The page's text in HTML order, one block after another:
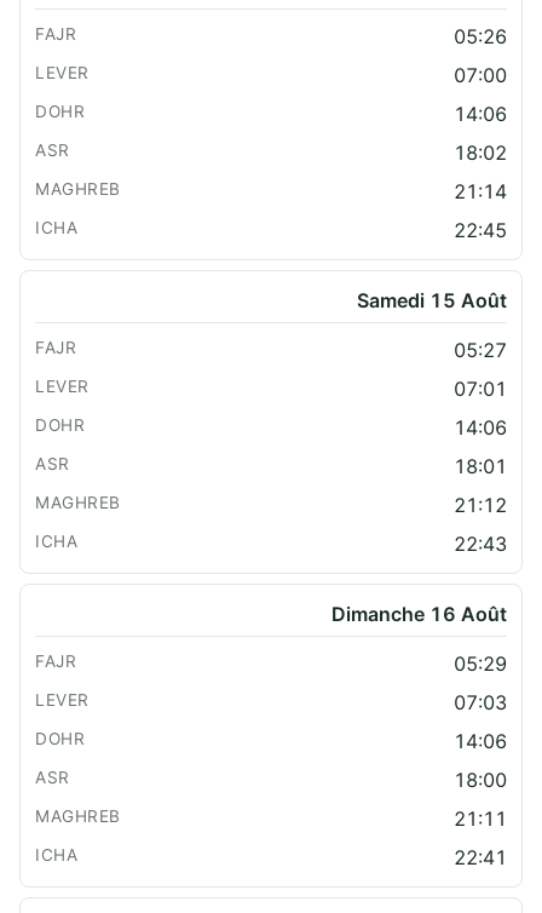
05:26
07:00
14:06
18:02
21:14
22:45
Samedi 15 Août
05:27
07:01
14:06
18:01
21:12
22:43
Dimanche 16 Août
05:29
07:03
14:06
18:00
21:11
22:41